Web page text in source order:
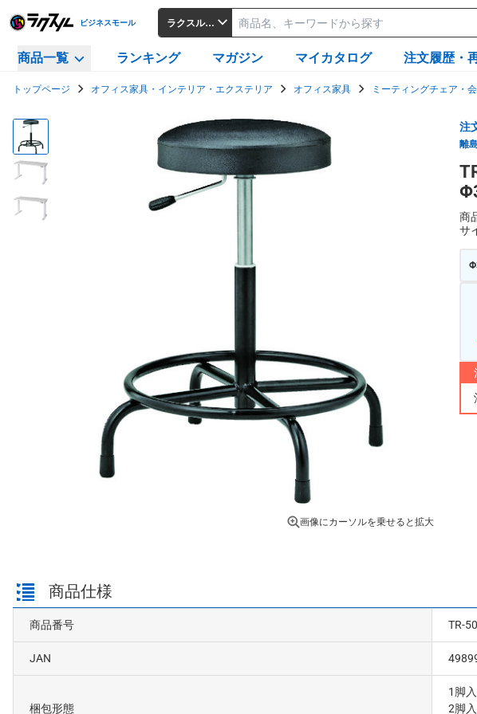
ビジネスモール ラクスルビジネスモール
商品一覧 ランキング マガジン マイカタログ 注文履歴・
トップページ オフィス家具・インテリア・エクステリア オフィス家具 ミーティングチェア・
画像にカーソルを乗せると拡大
注
離
商
サ
商品仕様
商品番号 TR-
JAN
梱包形態
1脚
2脚